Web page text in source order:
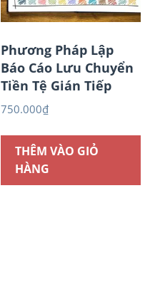
Phương Pháp Lập
Báo Cáo Lưu Chuyển
Tiền Tệ Gián Tiếp
750.000₫
THÊM VÀO GIỎ
HÀNG